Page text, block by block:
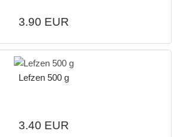
3.90 EUR
Lefzen 500 g
3.40 EUR